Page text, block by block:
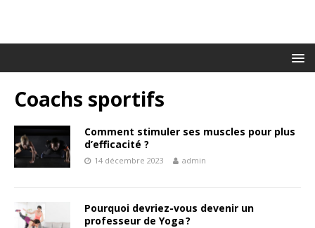
Coachs sportifs
Comment stimuler ses muscles pour plus
d’efficacité ?
14 décembre 2023 admin
Pourquoi devriez-vous devenir un
professeur de Yoga ?